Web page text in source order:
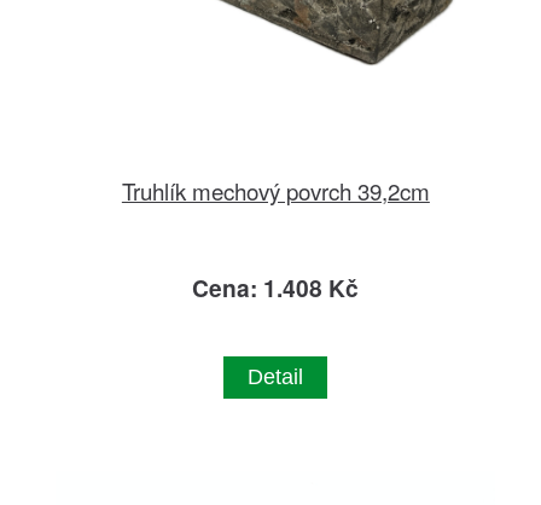
Truhlík mechový povrch 39,2cm
Cena: 1.408 Kč
Detail